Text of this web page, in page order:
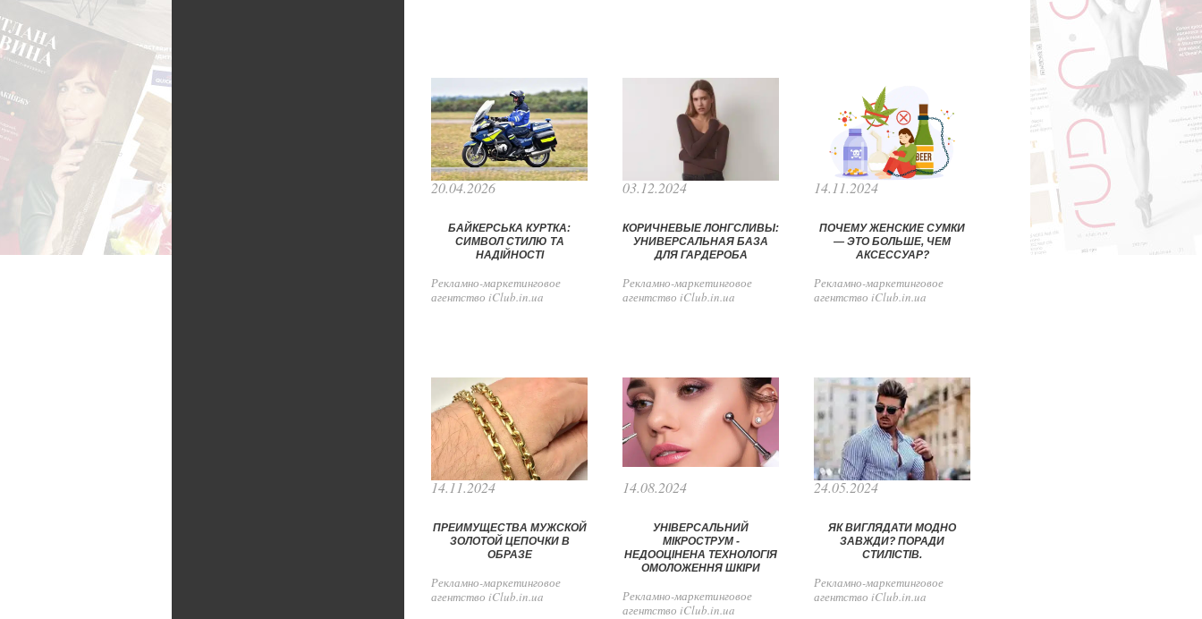
20.04.2026
БАЙКЕРСЬКА КУРТКА:
СИМВОЛ СТИЛЮ ТА
НАДІЙНОСТІ
Рекламно-маркетинговое
агентство iClub.in.ua
03.12.2024
КОРИЧНЕВЫЕ ЛОНГСЛИВЫ:
УНИВЕРСАЛЬНАЯ БАЗА
ДЛЯ ГАРДЕРОБА
Рекламно-маркетинговое
агентство iClub.in.ua
14.11.2024
ПОЧЕМУ ЖЕНСКИЕ СУМКИ
— ЭТО БОЛЬШЕ, ЧЕМ
АКСЕССУАР?
Рекламно-маркетинговое
агентство iClub.in.ua
14.11.2024
ПРЕИМУЩЕСТВА МУЖСКОЙ
ЗОЛОТОЙ ЦЕПОЧКИ В
ОБРАЗЕ
Рекламно-маркетинговое
агентство iClub.in.ua
14.08.2024
УНІВЕРСАЛЬНИЙ
МІКРОСТРУМ -
НЕДООЦІНЕНА ТЕХНОЛОГІЯ
ОМОЛОЖЕННЯ ШКІРИ
Рекламно-маркетинговое
агентство iClub.in.ua
24.05.2024
ЯК ВИГЛЯДАТИ МОДНО
ЗАВЖДИ? ПОРАДИ
СТИЛІСТІВ.
Рекламно-маркетинговое
агентство iClub.in.ua